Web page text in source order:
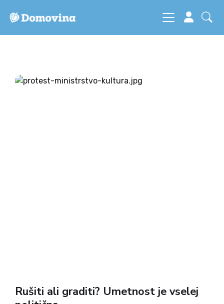
Rušiti ali graditi? Umetnost je vselej